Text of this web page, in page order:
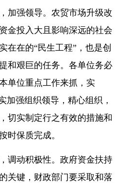
强领导。农贸市场升级改
金投入大且影响深远的社会
在在的“民生工程”，也是创
和艰巨的任务。各单位务必
单位重点工作来抓，实
加强组织领导，精心组织，
切实制定行之有效的措施和
时保质完成。
动积极性。政府资金扶持
关键，财政部门要采取和落